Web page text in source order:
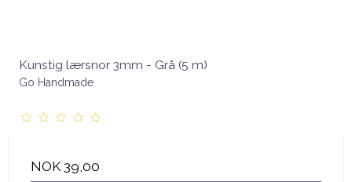
Kunstig lærsnor 3mm - Grå (5 m)
Go Handmade
NOK 39,00